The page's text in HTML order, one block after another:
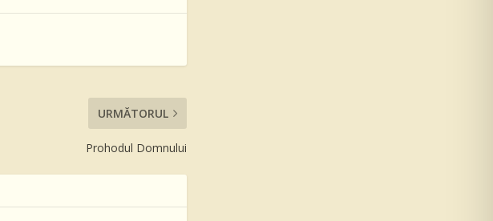
URMĂTORUL
Prohodul Domnului